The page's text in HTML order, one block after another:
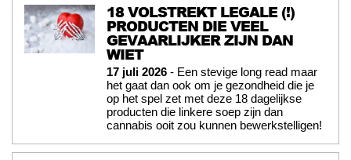
18 VOLSTREKT LEGALE (!)
PRODUCTEN DIE VEEL
GEVAARLIJKER ZIJN DAN
WIET
17 juli 2026 - Een stevige long read maar
het gaat dan ook om je gezondheid die je
op het spel zet met deze 18 dagelijkse
producten die linkere soep zijn dan
cannabis ooit zou kunnen bewerkstelligen!